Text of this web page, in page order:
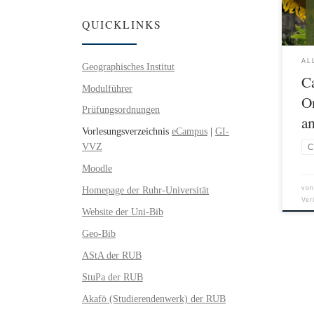
im
von
QUICKLINKS
Geographisches Institut
Modulführer
Prüfungsordnungen
Vorlesungsverzeichnis eCampus | GI-
VVZ
Moodle
Homepage der Ruhr-Universität
Website der Uni-Bib
Geo-Bib
AStA der RUB
StuPa der RUB
Akafö (Studierendenwerk) der RUB